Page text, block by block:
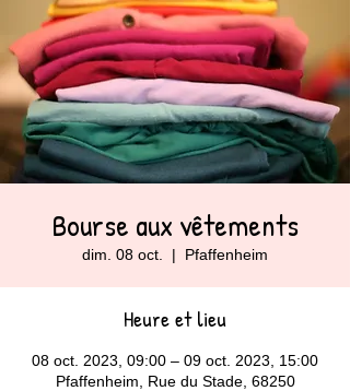
Bourse aux vêtements
dim. 08 oct.
  |
Pfaffenheim
Heure et lieu
08 oct. 2023, 09:00 – 09 oct. 2023, 15:00
Pfaffenheim, Rue du Stade, 68250